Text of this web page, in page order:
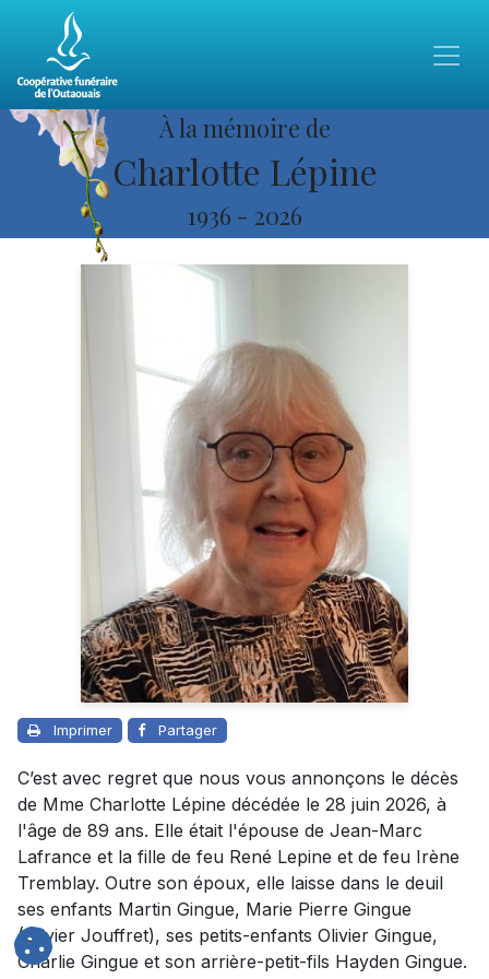
À la mémoire de
Charlotte Lépine
1936 - 2026
Imprimer Partager
C’est avec regret que nous vous annonçons le décès
de Mme Charlotte Lépine décédée le 28 juin 2026, à
l'âge de 89 ans. Elle était l'épouse de Jean-Marc
Lafrance et la fille de feu René Lepine et de feu Irène
Tremblay. Outre son époux, elle laisse dans le deuil
ses enfants Martin Gingue, Marie Pierre Gingue
(Olivier Jouffret), ses petits-enfants Olivier Gingue,
Charlie Gingue et son arrière-petit-fils Hayden Gingue.